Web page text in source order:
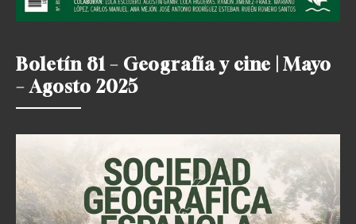
Boletín 81 – Geografía y cine | Mayo
– Agosto 2025